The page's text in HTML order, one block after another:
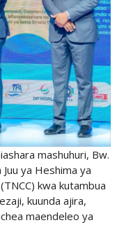
mashuhuri, Bw.
ya Heshima ya
kwa kutambua
kuunda ajira,
maendeleo ya